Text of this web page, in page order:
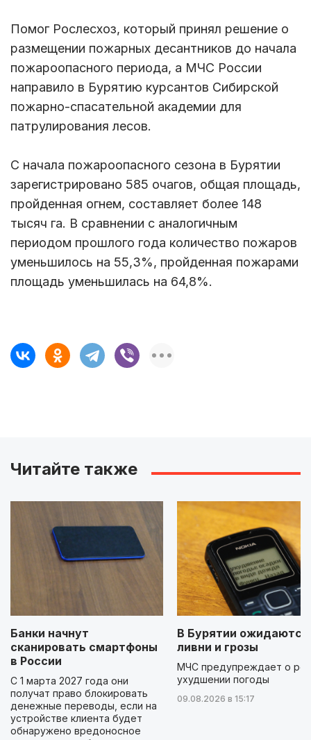
Помог Рослесхоз, который принял решение о
размещении пожарных десантников до начала
пожароопасного периода, а МЧС России
направило в Бурятию курсантов Сибирской
пожарно-спасательной академии для
патрулирования лесов.
С начала пожароопасного сезона в Бурятии
зарегистрировано 585 очагов, общая площадь,
пройденная огнем, составляет более 148
тысяч га. В сравнении с аналогичным
периодом прошлого года количество пожаров
уменьшилось на 55,3%, пройденная пожарами
площадь уменьшилась на 64,8%.
Читайте также
Банки начнут
сканировать смартфоны
в России
С 1 марта 2027 года они
получат право блокировать
денежные переводы, если на
устройстве клиента будет
обнаружено вредоносное
В Бурятии ожидаются
ливни и грозы
МЧС предупреждает о
ухудшении погоды
09.08.2026 в 15:17